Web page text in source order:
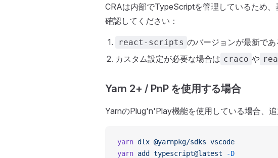
CRAは内部でTypeScriptを管理しているため
確認してください：
react-scripts のバージョンが最新であ
カスタム設定が必要な場合は craco や
Yarn 2+ / PnP を使用する場合
YarnのPlug'n'Play機能を使用している場合、追
yarn dlx @yarnpkg/sdks vscode
yarn add typescript@latest -D